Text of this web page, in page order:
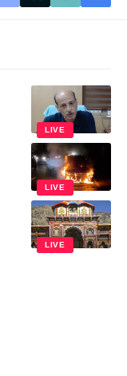
LIVE
LIVE
LIVE